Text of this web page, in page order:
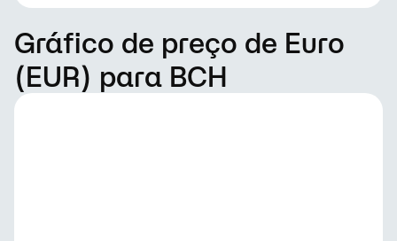
Gráfico de preço de Euro
(EUR) para BCH